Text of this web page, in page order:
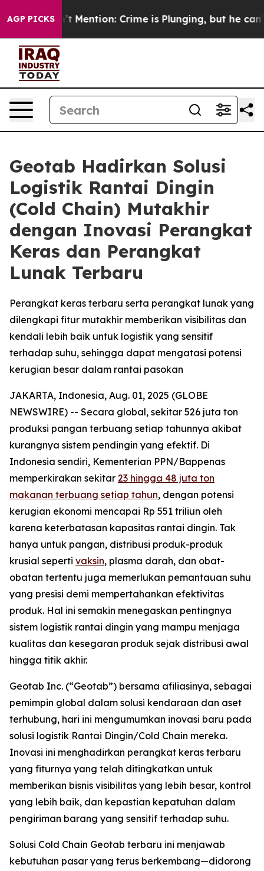
AGP PICKS
Won’t Mention: Crime is Plunging, but he can’t
Geotab Hadirkan Solusi
Logistik Rantai Dingin
(Cold Chain) Mutakhir
dengan Inovasi Perangkat
Keras dan Perangkat
Lunak Terbaru
Perangkat keras terbaru serta perangkat lunak yang
dilengkapi fitur mutakhir memberikan visibilitas dan
kendali lebih baik untuk logistik yang sensitif
terhadap suhu, sehingga dapat mengatasi potensi
kerugian besar dalam rantai pasokan
JAKARTA, Indonesia, Aug. 01, 2025 (GLOBE
NEWSWIRE) -- Secara global, sekitar 526 juta ton
produksi pangan terbuang setiap tahunnya akibat
kurangnya sistem pendingin yang efektif. Di
Indonesia sendiri, Kementerian PPN/Bappenas
memperkirakan sekitar 23 hingga 48 juta ton
makanan terbuang setiap tahun, dengan potensi
kerugian ekonomi mencapai Rp 551 triliun oleh
karena keterbatasan kapasitas rantai dingin. Tak
hanya untuk pangan, distribusi produk-produk
krusial seperti vaksin, plasma darah, dan obat-
obatan tertentu juga memerlukan pemantauan suhu
yang presisi demi mempertahankan efektivitas
produk. Hal ini semakin menegaskan pentingnya
sistem logistik rantai dingin yang mampu menjaga
kualitas dan kesegaran produk sejak distribusi awal
hingga titik akhir.
Geotab Inc. (“Geotab”) bersama afiliasinya, sebagai
pemimpin global dalam solusi kendaraan dan aset
terhubung, hari ini mengumumkan inovasi baru pada
solusi logistik Rantai Dingin/Cold Chain mereka.
Inovasi ini menghadirkan perangkat keras terbaru
yang fiturnya yang telah ditingkatkan untuk
memberikan bisnis visibilitas yang lebih besar, kontrol
yang lebih baik, dan kepastian kepatuhan dalam
pengiriman barang yang sensitif terhadap suhu.
Solusi Cold Chain Geotab terbaru ini menjawab
kebutuhan pasar yang terus berkembang—didorong